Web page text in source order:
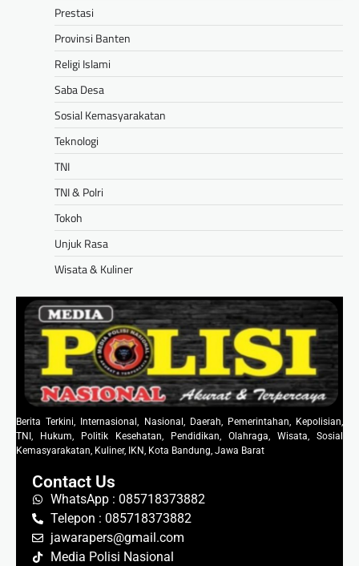
Prestasi
Provinsi Banten
Religi Islami
Saba Desa
Sosial Kemasyarakatan
Teknologi
TNI
TNI & Polri
Tokoh
Unjuk Rasa
Wisata & Kuliner
Berita Terkini, Internasional, Nasional, Daerah, Pemerintahan, Kepolisian,
TNI, Hukum, Politik Kesehatan, Pendidikan, Olahraga, Wisata, Sosial
Kemasyarakatan, Kuliner, IKN, Kota Bandung, Jawa Barat
Contact Us
WhatsApp : 085718373882
Telepon : 085718373882
jawarapers@gmail.com
Media Polisi Nasional